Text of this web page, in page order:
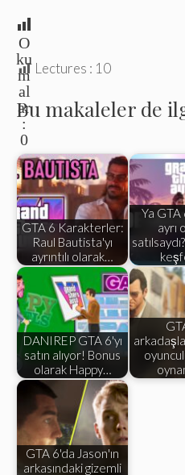
O
ku
m
al
ar
:
0
Lectures : 10
Bu makaleler de
GTA 6 Karakterler:
Raul Bautista'yı
ayrıntılı olarak…
Ya
ayrı
DANIREP GTA 6'yı
satın alıyor! Bonus
olarak Happy…
GTA 6'da Jason'ın
arkasındaki gizemli